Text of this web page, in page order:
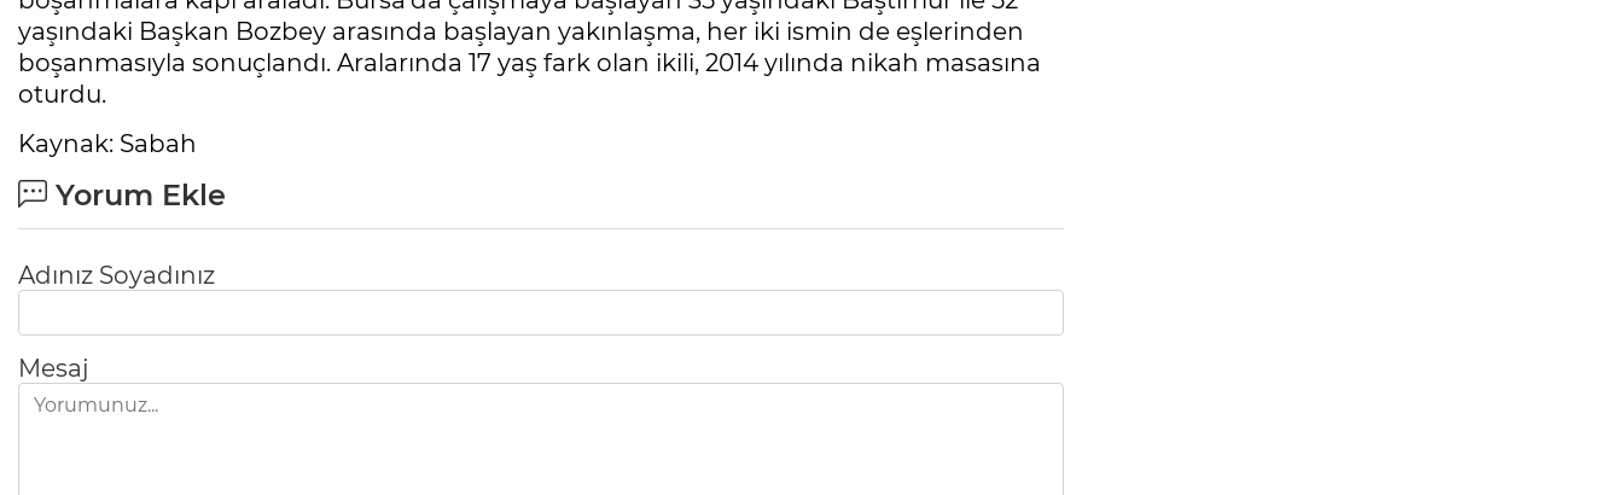
yaşındaki Başkan Bozbey arasında başlayan yakınlaşma, her iki ismin de eşlerinden
boşanmasıyla sonuçlandı. Aralarında 17 yaş fark olan ikili, 2014 yılında nikah masasına
oturdu.
Kaynak: Sabah
Yorum Ekle
Adınız Soyadınız
Mesaj